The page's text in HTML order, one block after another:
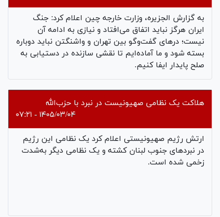
به گزارش الجزیره، وزارت خارجه چین اعلام کرد: جنگ
ایران هرگز نباید اتفاق می‌افتاد و نیازی به ادامه آن
نیست؛ درهای گفت‌وگو بین تهران و واشنگتن نباید دوباره
بسته شود و ما آماده‌ایم تا نقشی سازنده در دستیابی به
صلح پایدار ایفا کنیم.
هلاکت یک نظامی صهیونیست در نبرد با حزب‌الله
۱۴۰۵/۰۳/۰۴ - ۰۷:۲۱
ارتش رژیم صهیونیستی اعلام کرد یک نظامی این رژیم
در نبردهای جنوب لبنان کشته و یک نظامی دیگر به‌شدت
زخمی شده است.